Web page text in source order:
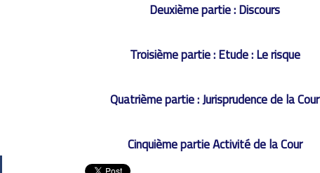
Deuxième partie : Discours
Troisième partie : Etude : Le risque
Quatrième partie : Jurisprudence de la Cour
Cinquième partie Activité de la Cour